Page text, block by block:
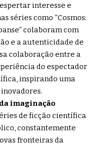
interesse e
séries como “Cosmos:
colaboram com
e a autenticidade de
colaboração entre a
do espectador
inspirando uma
imaginação
de ficção científica
constantemente
fronteiras da